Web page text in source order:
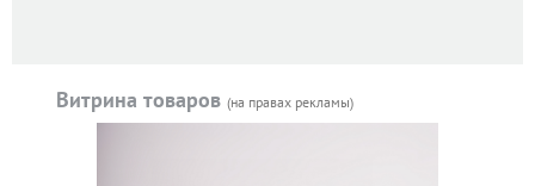
Витрина товаров (на правах рекламы)